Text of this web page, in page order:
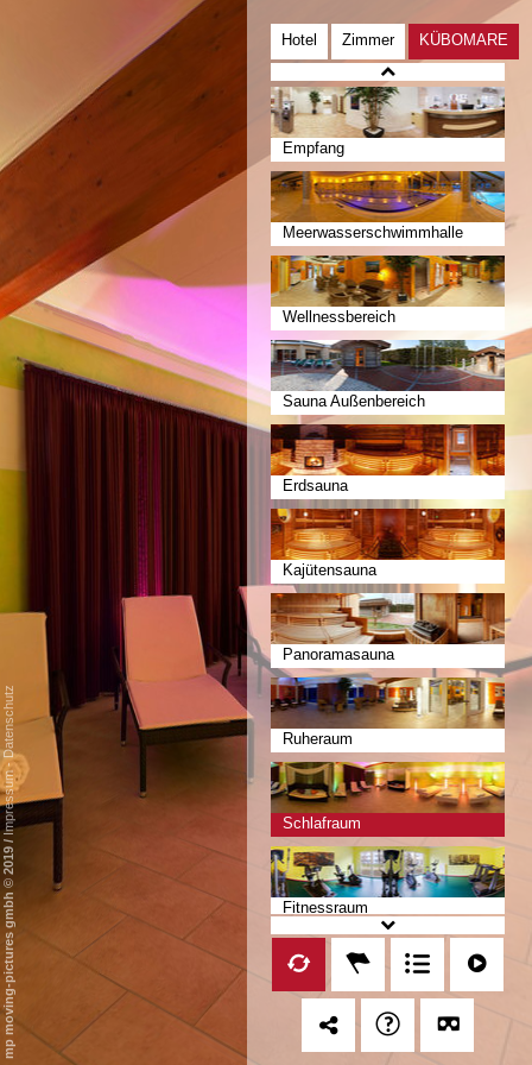
Hotel Zimmer KÜBOMARE
Empfang
Meerwasserschwimmhalle
Wellnessbereich
Sauna Außenbereich
Erdsauna
Kajütensauna
Panoramasauna
Ruheraum
Schlafraum
Fitnessraum
mp moving-pictures gmbh © 2019
/
Impressum
-
Datenschutz